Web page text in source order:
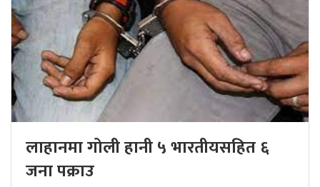
लाहानमा गोली हानी ५ भारतीयसहित ६
जना पक्राउ